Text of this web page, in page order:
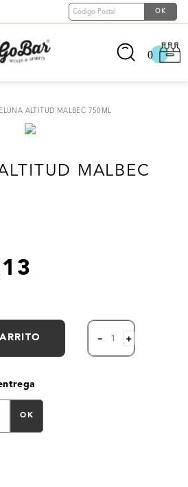
0
ALTITUD MALBEC 750ML
MALBEC
13
＋
－
OK